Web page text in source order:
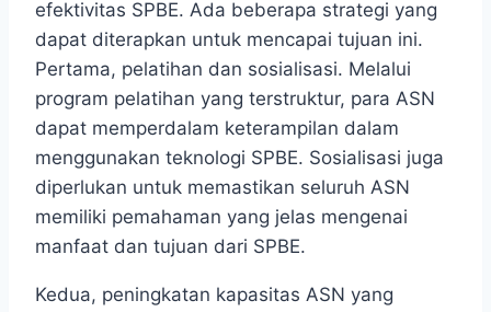
efektivitas SPBE. Ada beberapa strategi yang
dapat diterapkan untuk mencapai tujuan ini.
Pertama, pelatihan dan sosialisasi. Melalui
program pelatihan yang terstruktur, para ASN
dapat memperdalam keterampilan dalam
menggunakan teknologi SPBE. Sosialisasi juga
diperlukan untuk memastikan seluruh ASN
memiliki pemahaman yang jelas mengenai
manfaat dan tujuan dari SPBE.
Kedua, peningkatan kapasitas ASN yang